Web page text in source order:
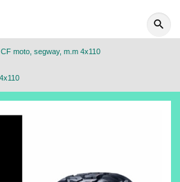
CF moto, segway, m.m 4x110